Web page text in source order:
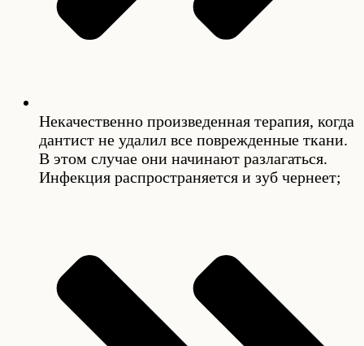
Некачественно произведенная терапия, когда
дантист не удалил все поврежденные ткани.
В этом случае они начинают разлагаться.
Инфекция распространяется и зуб чернеет;